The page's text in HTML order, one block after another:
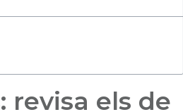
revisa els de